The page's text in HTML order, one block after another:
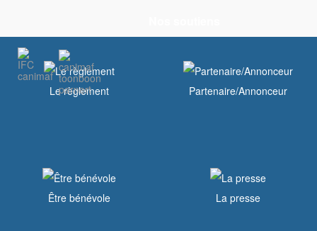
Le règlement Partenaire/Annonceur
Être bénévole La presse